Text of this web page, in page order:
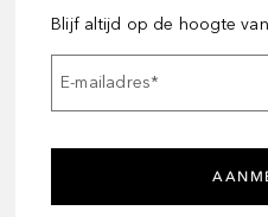
Blijf altijd op de hoogte
E-mailadres*